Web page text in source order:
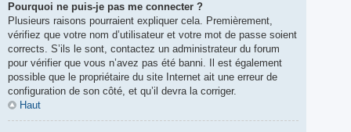
Pourquoi ne puis-je pas me connecter ?
Plusieurs raisons pourraient expliquer cela. Premièrement,
vérifiez que votre nom d’utilisateur et votre mot de passe soient
corrects. S’ils le sont, contactez un administrateur du forum
pour vérifier que vous n’avez pas été banni. Il est également
possible que le propriétaire du site Internet ait une erreur de
configuration de son côté, et qu’il devra la corriger.
Haut